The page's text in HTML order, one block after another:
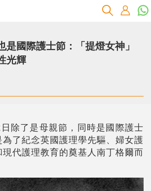
是國際護士節：「提燈女神」
光輝
除了是母親節，同時是國際護士
了紀念英國護理學先驅、婦女護
代護理教育的奠基人南丁格爾而